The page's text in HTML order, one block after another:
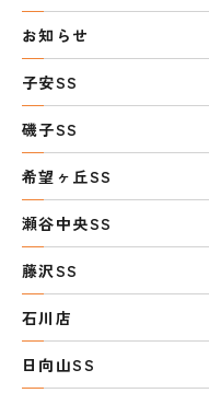
お知らせ
子安SS
磯子SS
希望ヶ丘SS
瀬谷中央SS
藤沢SS
石川店
日向山SS